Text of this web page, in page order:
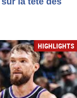
HIGHLIGHTS